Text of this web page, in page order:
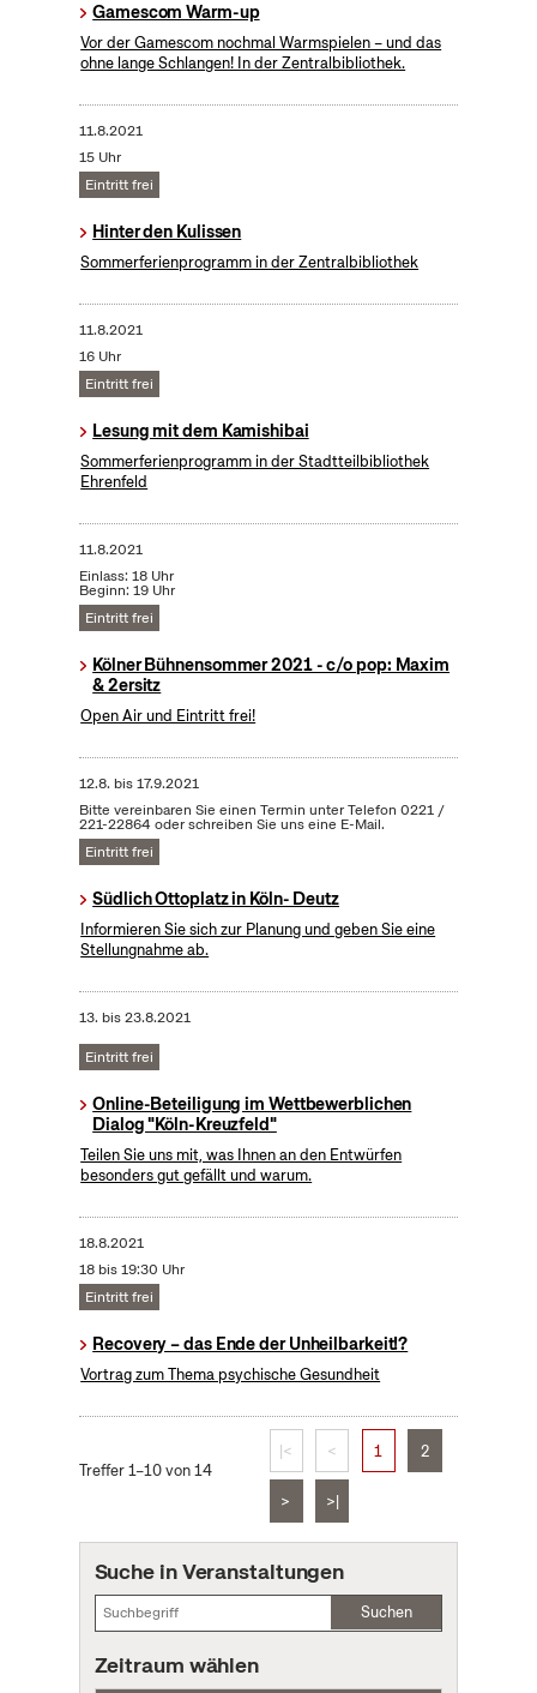
Gamescom Warm-up
Vor der Gamescom nochmal Warmspielen – und das
ohne lange Schlangen! In der Zentralbibliothek.
11.8.2021
15 Uhr
Eintritt frei
Hinter den Kulissen
Sommerferienprogramm in der Zentralbibliothek
11.8.2021
16 Uhr
Eintritt frei
Lesung mit dem Kamishibai
Sommerferienprogramm in der Stadtteilbibliothek
Ehrenfeld
11.8.2021
Einlass: 18 Uhr
Beginn: 19 Uhr
Eintritt frei
Kölner Bühnensommer 2021 - c/o pop: Maxim
& 2ersitz
Open Air und Eintritt frei!
12.8. bis17.9.2021
Bitte vereinbaren Sie einen Termin unter Telefon 0221 /
221-22864 oder schreiben Sie uns eine E-Mail.
Eintritt frei
Südlich Ottoplatz in Köln- Deutz
Informieren Sie sich zur Planung und geben Sie eine
Stellungnahme ab.
13. bis23.8.2021
Eintritt frei
Online-Beteiligung im Wettbewerblichen
Dialog "Köln-Kreuzfeld"
Teilen Sie uns mit, was Ihnen an den Entwürfen
besonders gut gefällt und warum.
18.8.2021
18 bis 19:30 Uhr
Eintritt frei
Recovery – das Ende der Unheilbarkeit!?
Vortrag zum Thema psychische Gesundheit
Treffer 1–10 von 14
|< < 1 2
> >|
Suche in Veranstaltungen
Suchen
Zeitraum wählen